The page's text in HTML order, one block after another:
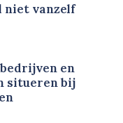
niet vanzelf
en
situeren bij